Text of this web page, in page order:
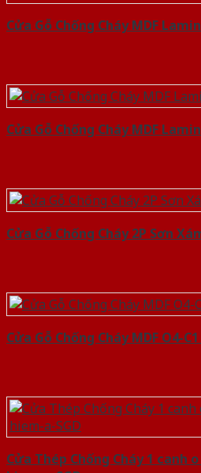
Cửa Gỗ Chống Cháy MDF
Cửa Gỗ Chống Cháy MDF
Cửa Gỗ Chống Cháy 2P Sơn
Cửa Gỗ Chống Cháy MDF O4-
Cửa Thép Chống Cháy 1 canh